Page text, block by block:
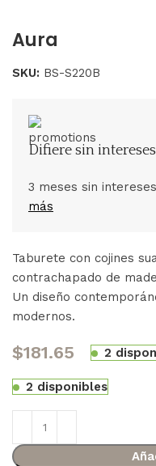
Aura
SKU: BS-S220B
Difiere sin intereses
3 meses sin
más
Taburete con cojines
contrachapado de
Un diseño
modernos.
$181.65 2
2 disponibles